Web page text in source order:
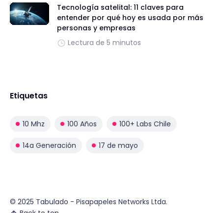
Tecnología satelital: 11 claves para
entender por qué hoy es usada por más
personas y empresas
Lectura de 5 minutos
Etiquetas
10 Mhz 100 Años 100+ Labs Chile
14a Generación 17 de mayo
© 2025 Tabulado - Pisapapeles Networks Ltda.